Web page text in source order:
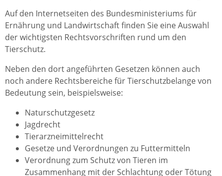
Auf den Internetseiten des Bundesministeriums für
Ernährung und Landwirtschaft finden Sie eine Auswahl
der wichtigsten Rechtsvorschriften rund um den
Tierschutz.
Neben den dort angeführten Gesetzen können auch
noch andere Rechtsbereiche für Tierschutzbelange von
Bedeutung sein, beispielsweise:
Naturschutzgesetz
Jagdrecht
Tierarzneimittelrecht
Gesetze und Verordnungen zu Futtermitteln
Verordnung zum Schutz von Tieren im
Zusammenhang mit der Schlachtung oder Tötung